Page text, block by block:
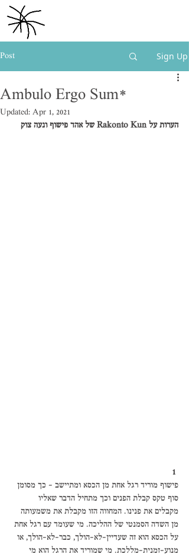
Post Sign Up
Ambulo Ergo Sum*
Updated: Apr 1, 2021
הערות על Rakonto Kun של אהד פישוף ונעה צוק
1
פישוף מוריד רגל אחת מן הכסא ומתיישב - כך מסומן
סוף טקס קבלת הפנים וכך מתחיל הדבר שאליו
מקבלים את פנינו. המחווה הזו מקבלת את משמעותה
מן השדה הסמנטי של ההליכה. מי שעומד עם רגל אחת
על הכסא הוא זה שעדיין-לא-הולך, כבר-לא-הולך, או
מנוע-זמנית-מללכת. מי שמוריד את הרגל הוא מי